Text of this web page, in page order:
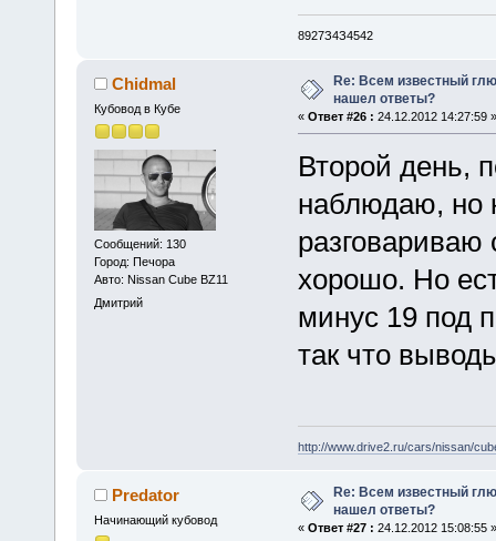
8927З4З4542
Chidmal
Кубовод в Кубе
Сообщений: 130
Город: Печора
Авто: Nissan Cube BZ11
Дмитрий
Re: Всем известный
нашел ответы?
« Ответ #26 : 24.12.2012 14:27:59 »
Второй день,
наблюдаю, но
разговариваю
хорошо. Но
минус 19 под
так что
http://www.drive2.ru/cars/nissan/
Predator
Начинающий кубовод
Re: Всем известный
нашел ответы?
« Ответ #27 : 24.12.2012 15:08:55 »